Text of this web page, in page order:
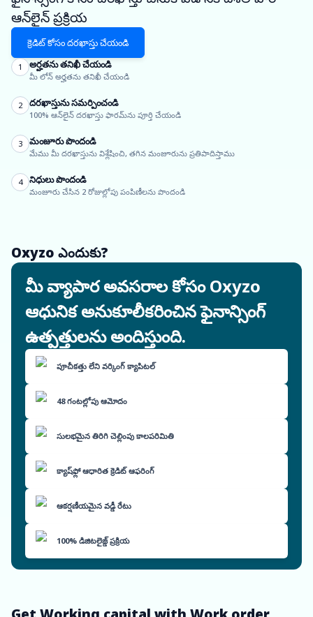
ఆన్‌లైన్ ప్రక్రియ
క్రెడిట్ కోసం దరఖాస్తు చేయండి
1 అర్హతను తనిఖీ చేయండి
మీ లోన్ అర్హతను తనిఖీ చేయండి
2 దరఖాస్తును సమర్పించండి
100% ఆన్‌లైన్ దరఖాస్తు ఫారమ్‌ను పూర్తి చేయండి
3 మంజూరు పొందండి
మేము మీ దరఖాస్తును విశ్లేషించి, తగిన మంజూరును ప్రతిపాదిస్తాము
4 నిధులు పొందండి
మంజూరు చేసిన 2 రోజుల్లోపు పంపిణీలను పొందండి
Oxyzo ఎందుకు?
మీ వ్యాపార అవసరాల కోసం Oxyzo
ఆధునిక అనుకూలీకరించిన ఫైనాన్సింగ్
ఉత్పత్తులను అందిస్తుంది.
పూచీకత్తు లేని వర్కింగ్ క్యాపిటల్
48 గంటల్లోపు ఆమోదం
సులభమైన తిరిగి చెల్లింపు కాలపరిమితి
క్యాష్‌ఫ్లో ఆధారిత క్రెడిట్ ఆఫరింగ్
ఆకర్షణీయమైన వడ్డీ రేటు
100% డిజిటలైజ్డ్ ప్రక్రియ